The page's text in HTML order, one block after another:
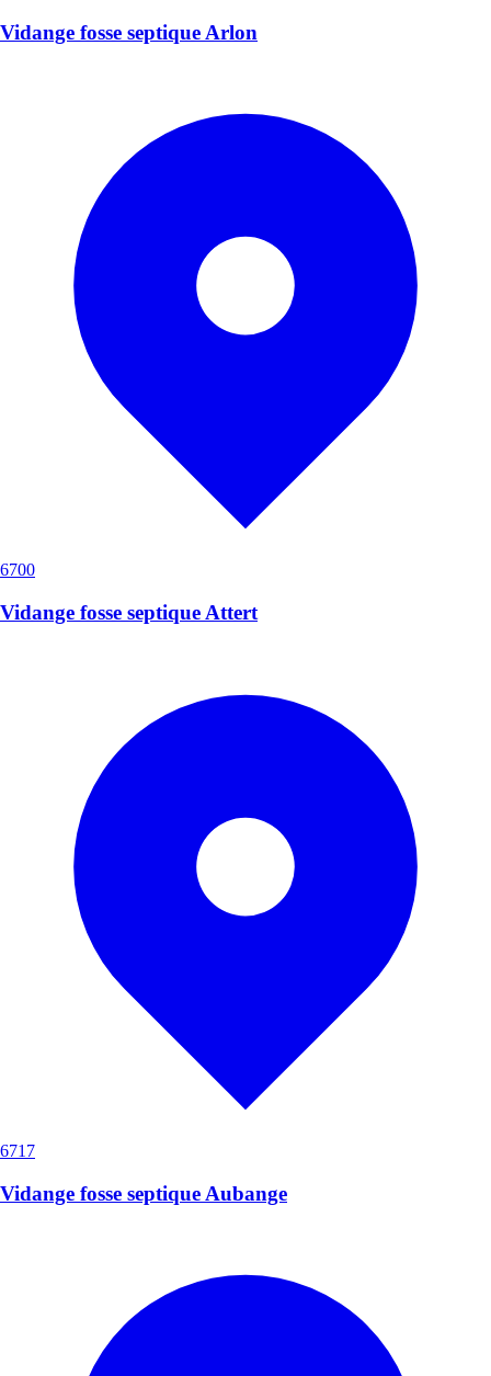
Vidange fosse septique Arlon
6700
Vidange fosse septique Attert
6717
Vidange fosse septique Aubange